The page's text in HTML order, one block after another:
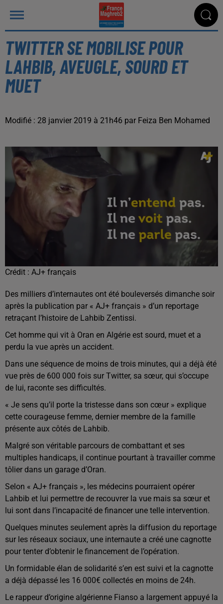
TWITTER SE MOBILISE POUR
LAHBIB, AVEUGLE, SOURD ET
MUET
Modifié : 28 janvier 2019 à 21h46 par Feiza Ben Mohamed
Crédit : AJ+ français
Des milliers d’internautes ont été bouleversés dimanche soir
après la publication par « AJ+ français » d’un reportage
retraçant l’histoire de Lahbib Zentissi.
Cet homme qui vit à Oran en Algérie est sourd, muet et a
perdu la vue après un accident.
Dans une séquence de moins de trois minutes, qui a déjà été
vue près de 600 000 fois sur Twitter, sa sœur, qui s’occupe
de lui, raconte ses difficultés.
« Je sens qu’il porte la tristesse dans son cœur » explique
cette courageuse femme, dernier membre de la famille
présente aux côtés de Lahbib.
Malgré son véritable parcours de combattant et ses
multiples handicaps, il continue pourtant à travailler comme
tôlier dans un garage d’Oran.
Selon « AJ+ français », les médecins pourraient opérer
Lahbib et lui permettre de recouvrer la vue mais sa sœur et
lui sont dans l’incapacité de financer une telle intervention.
Quelques minutes seulement après la diffusion du reportage
sur les réseaux sociaux, une internaute a créé une cagnotte
pour tenter d’obtenir le financement de l’opération.
Un formidable élan de solidarité s’en est suivi et la cagnotte
a déjà dépassé les 16 000€ collectés en moins de 24h.
Le rappeur d’origine algérienne Fianso a largement appuyé la